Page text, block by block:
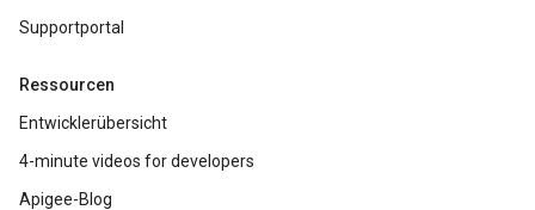
Supportportal
Ressourcen
Entwicklerübersicht
4-minute videos for developers
Apigee-Blog